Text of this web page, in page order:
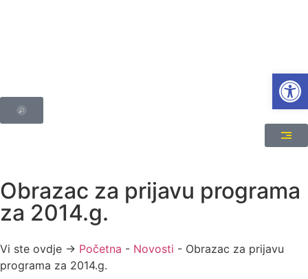
Obrazac za prijavu programa
za 2014.g.
Vi ste ovdje → Početna - Novosti - Obrazac za prijavu
programa za 2014.g.